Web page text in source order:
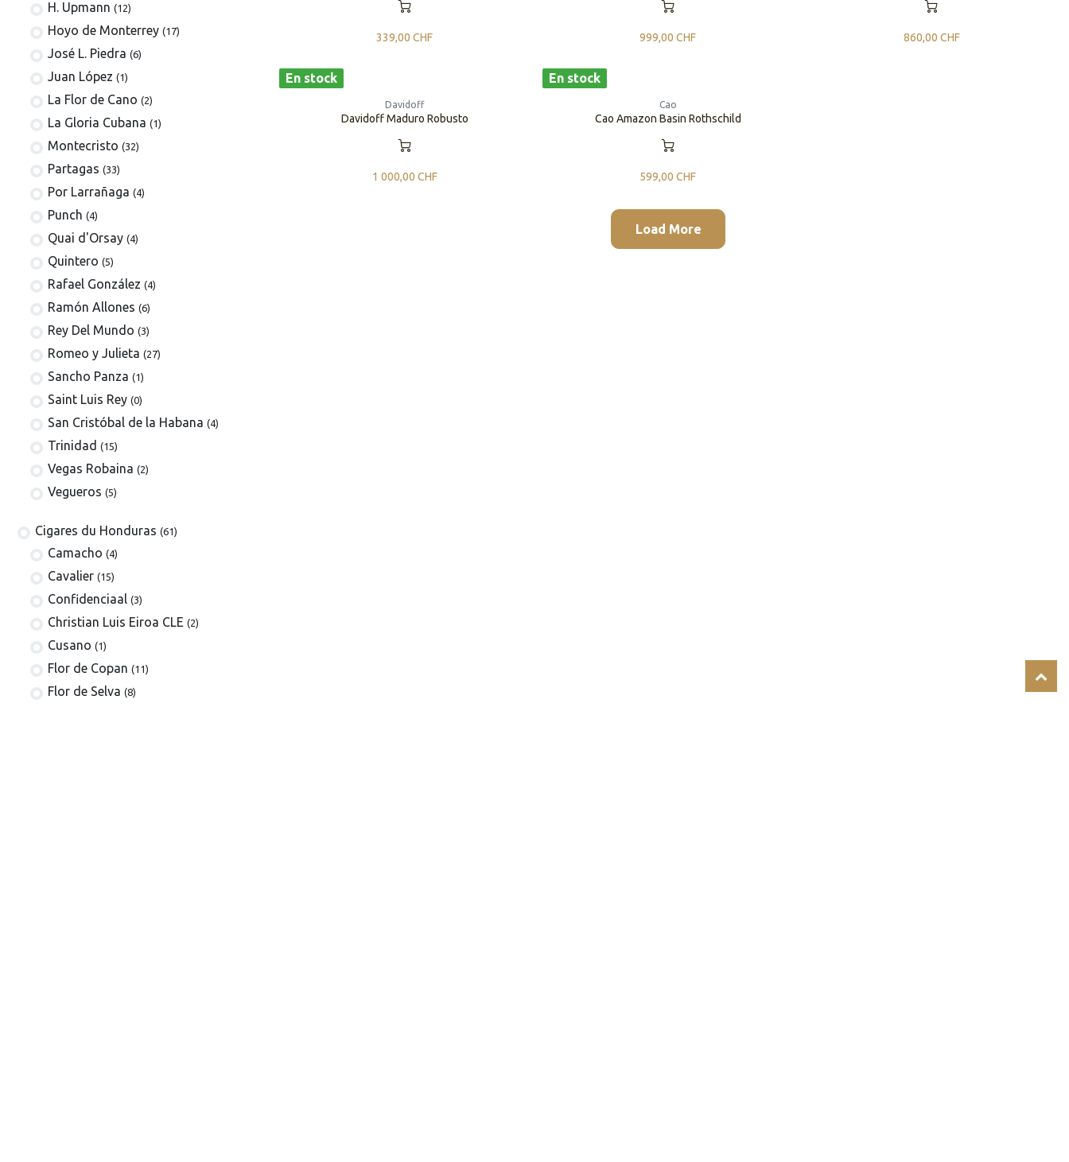
H. Upmann (12)
Hoyo de Monterrey (17)
José L. Piedra (6)
Juan López (1)
La Flor de Cano (2)
La Gloria Cubana (1)
Montecristo (32)
Partagas (33)
Por Larrañaga (4)
Punch (4)
Quai d'Orsay (4)
Quintero (5)
Rafael González (4)
Ramón Allones (6)
Rey Del Mundo (3)
Romeo y Julieta (27)
Sancho Panza (1)
Saint Luis Rey (0)
San Cristóbal de la Habana (4)
Trinidad (15)
Vegas Robaina (2)
Vegueros (5)
​​​Cigares du Honduras (61)
Camacho (4)
Cavalier (15)
Confidenciaal (3)
Christian Luis Eiroa CLE (2)
Cusano (1)
Flor de Copan (11)
Flor de Selva (8)
339,00 CHF 999,00 CHF 860,00 CHF
En stock
Davidoff
Davidoff Maduro Robusto
1 000,00 CHF
En stock
Cao
Cao Amazon Basin Rothschild
599,00 CHF
Load More